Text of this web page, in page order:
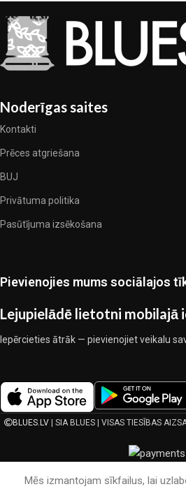
veļas katalogs: pieejamas gan
veļas.
Gultas veļas ražošana ir moderns
Gultas veļas ražotāji, kā arī citu tekstila
standarta sērijveida produktiem, gan
dizainieriskām prēcem, kuras novērtēs
esam izvēlējušies jums labākos
praktiskumu katrā izstrādājuma vienībā.
pārbaudītu uzņēmumu produkti. Kuri
ekspluatācijas īpašības, pievilcīgu
lietošanas laiku un kalpošanas laiku.
Noderīgas saites
Kontakti
Prēces atgriešana
BUJ
Privātuma politika
Pasūtījuma izsēkošana
Pievienojies mums sociālajos
Lejupielādē lietotni mobilajā
Iepērcieties ātrāk — pievienojiet veikalu
BLUES.LV| SIA BLUES | VISAS TIESĪBAS
Mēs izmantojam sīkfailus, lai